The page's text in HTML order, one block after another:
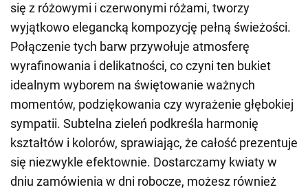
się z różowymi i czerwonymi różami, tworzy
wyjątkowo elegancką kompozycję pełną świeżości.
Połączenie tych barw przywołuje atmosferę
wyrafinowania i delikatności, co czyni ten bukiet
idealnym wyborem na świętowanie ważnych
momentów, podziękowania czy wyrażenie głębokiej
sympatii. Subtelna zieleń podkreśla harmonię
kształtów i kolorów, sprawiając, że całość prezentuje
się niezwykle efektownie. Dostarczamy kwiaty w
dniu zamówienia w dni robocze, możesz również